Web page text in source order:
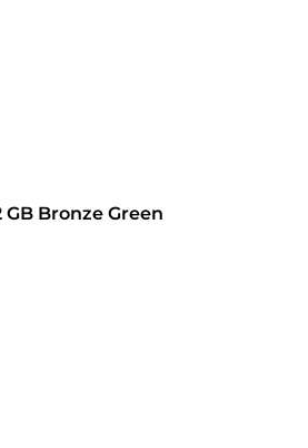
Bronze Green